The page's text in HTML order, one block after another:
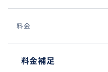
料金
料金補足